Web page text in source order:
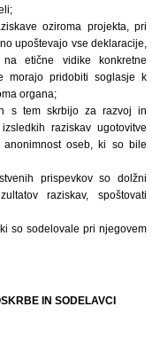
oziroma projekta, pri
upoštevajo vse deklaracije,
etične vidike konkretne
morajo pridobiti soglasje k
organa;
s tem skrbijo za razvoj in
raziskav ugotovitve
oseb, ki so bile
prispevkov so dolžni
raziskav, spoštovati
so sodelovale pri njegovem
IN SODELAVCI